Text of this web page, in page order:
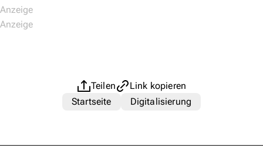
Teilen
Link kopieren
Startseite
Digitalisierung